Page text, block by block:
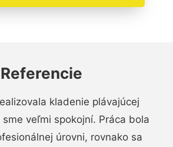
Referencie
kladenie plávajúcej
veľmi spokojní. Práca bola
úrovni, rovnako sa